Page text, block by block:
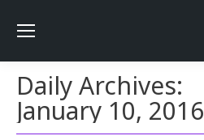
Daily Archives:
January 10, 2016